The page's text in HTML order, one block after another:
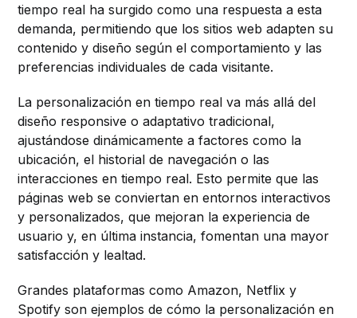
tiempo real ha surgido como una respuesta a esta
demanda, permitiendo que los sitios web adapten su
contenido y diseño según el comportamiento y las
preferencias individuales de cada visitante.
La personalización en tiempo real va más allá del
diseño responsive o adaptativo tradicional,
ajustándose dinámicamente a factores como la
ubicación, el historial de navegación o las
interacciones en tiempo real. Esto permite que las
páginas web se conviertan en entornos interactivos
y personalizados, que mejoran la experiencia de
usuario y, en última instancia, fomentan una mayor
satisfacción y lealtad.
Grandes plataformas como Amazon, Netflix y
Spotify son ejemplos de cómo la personalización en